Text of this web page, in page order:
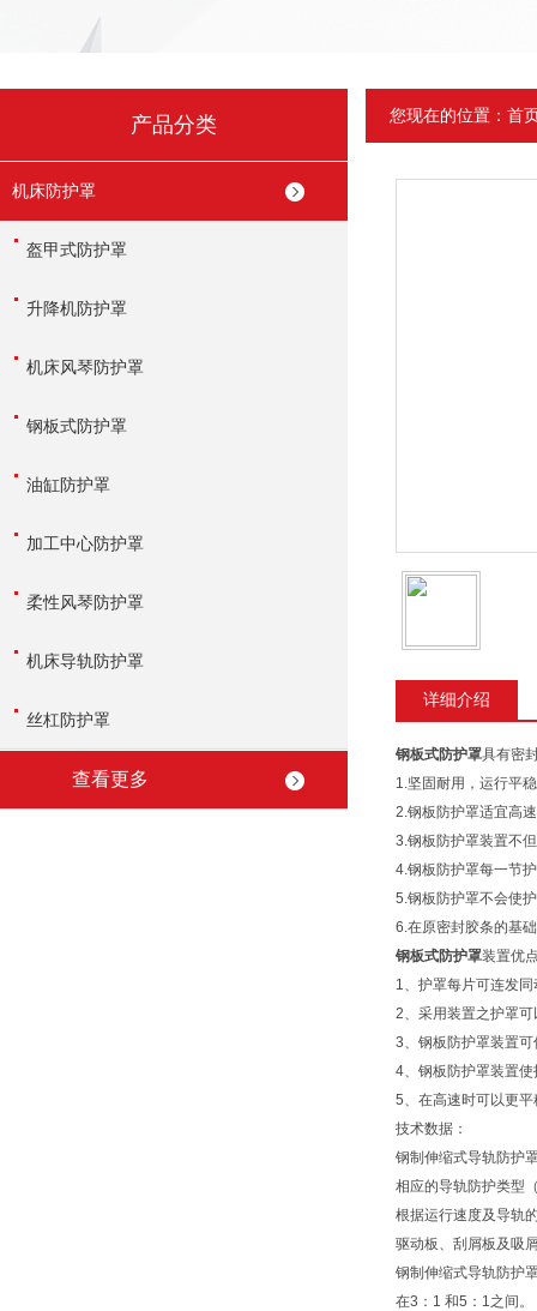
产品分类
机床防护罩
盔甲式防护罩
升降机防护罩
机床风琴防护罩
钢板式防护罩
油缸防护罩
加工中心防护罩
柔性风琴防护罩
机床导轨防护罩
丝杠防护罩
查看更多
您现在的位置： 首
详细介绍
钢板式防护罩具有密
1.坚固耐用，运行平
2.钢板防护罩适宜高
3.钢板防护罩装置不
4.钢板防护罩每一节
5.钢板防护罩不会使
6.在原密封胶条的基
钢板式防护罩装置优
1、护罩每片可连发
2、采用装置之护罩
3、钢板防护罩装置
4、钢板防护罩装置
5、在高速时可以更
技术数据：
钢制伸缩式导轨防护
相应的导轨防护类型
根据运行速度及导轨
驱动板、刮屑板及吸
钢制伸缩式导轨防护
在3：1 和5：1之间。